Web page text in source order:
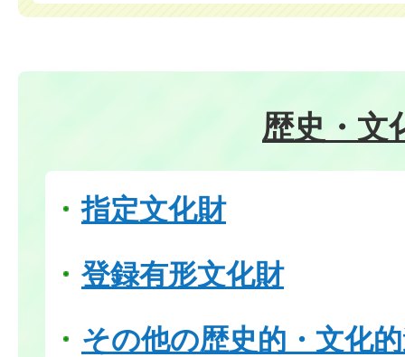
歴史・文
指定文化財
登録有形文化財
その他の歴史的・文化